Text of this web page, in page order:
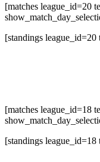
[matches league_id=20
[standings
[matches league_id=18
[standings league_id=18